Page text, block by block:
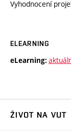
Vyhodnocení
ELEARNING
eLearning:
ŽIVOT NA VUT